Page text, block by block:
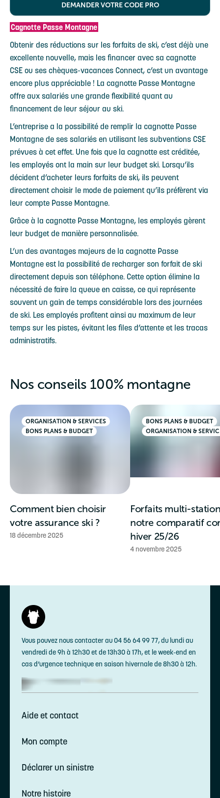
DEMANDER VOTRE CODE PRO
Cagnotte Passe Montagne
Obtenir des réductions sur les forfaits de ski, c’est déjà une
excellente nouvelle, mais les financer avec sa cagnotte
CSE ou ses chèques-vacances Connect, c’est un avantage
encore plus appréciable ! La cagnotte Passe Montagne
offre aux salariés une grande flexibilité quant au
financement de leur séjour au ski.
L’entreprise a la possibilité de remplir la cagnotte Passe
Montagne de ses salariés en utilisant les subventions CSE
prévues à cet effet. Une fois que la cagnotte est créditée,
les employés ont la main sur leur budget ski. Lorsqu’ils
décident d’acheter leurs forfaits de ski, ils peuvent
directement choisir le mode de paiement qu’ils préfèrent via
leur compte Passe Montagne.
Grâce à la cagnotte Passe Montagne, les employés gèrent
leur budget de manière personnalisée.
L’un des avantages majeurs de la cagnotte Passe
Montagne est la possibilité de recharger son forfait de ski
directement depuis son téléphone. Cette option élimine la
nécessité de faire la queue en caisse, ce qui représente
souvent un gain de temps considérable lors des journées
de ski. Les employés profitent ainsi au maximum de leur
temps sur les pistes, évitant les files d’attente et les tracas
administratifs.
Nos conseils 100% montagne
ORGANISATION & SERVICES
BONS PLANS & BUDGET
Comment bien choisir
votre assurance ski ?
18 décembre 2025
BONS PLANS & BUDGET
ORGANISATION &
Forfaits multi-
notre comparatif
hiver 25/26
4 novembre 2025
Vous pouvez nous contacter au 04 56 64 99 77, du lundi au
vendredi de 9h à 12h30 et de 13h30 à 17h, et le week-end en
cas d’urgence technique en saison hivernale de 8h30 à 12h.
Aide et contact
Mon compte
Déclarer un sinistre
Notre histoire